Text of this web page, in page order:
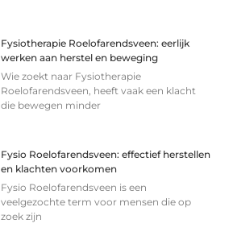
Fysiotherapie Roelofarendsveen: eerlijk
werken aan herstel en beweging
Wie zoekt naar Fysiotherapie
Roelofarendsveen, heeft vaak een klacht
die bewegen minder
Fysio Roelofarendsveen: effectief herstellen
en klachten voorkomen
Fysio Roelofarendsveen is een
veelgezochte term voor mensen die op
zoek zijn